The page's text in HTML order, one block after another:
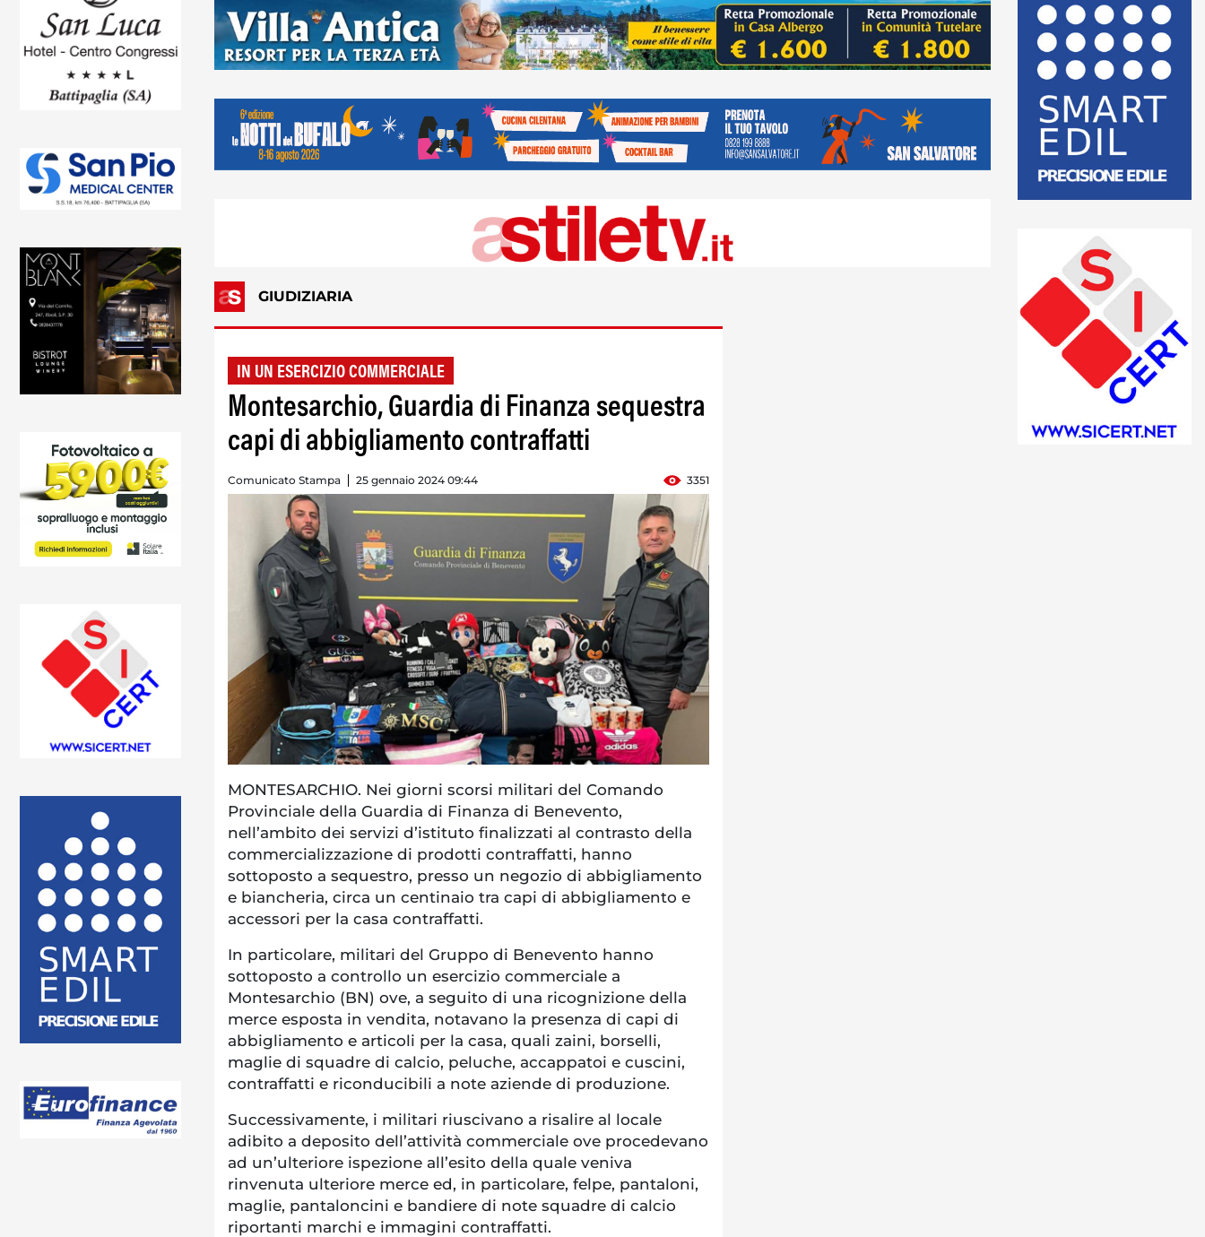
GIUDIZIARIA
IN UN ESERCIZIO COMMERCIALE
Montesarchio, Guardia di Finanza sequestra
capi di abbigliamento contraffatti
Comunicato Stampa 25 gennaio 2024 09:44 3351
MONTESARCHIO. Nei giorni scorsi militari del Comando
Provinciale della Guardia di Finanza di Benevento,
nell’ambito dei servizi d’istituto finalizzati al contrasto della
commercializzazione di prodotti contraffatti, hanno
sottoposto a sequestro, presso un negozio di abbigliamento
e biancheria, circa un centinaio tra capi di abbigliamento e
accessori per la casa contraffatti.
In particolare, militari del Gruppo di Benevento hanno
sottoposto a controllo un esercizio commerciale a
Montesarchio (BN) ove, a seguito di una ricognizione della
merce esposta in vendita, notavano la presenza di capi di
abbigliamento e articoli per la casa, quali zaini, borselli,
maglie di squadre di calcio, peluche, accappatoi e cuscini,
contraffatti e riconducibili a note aziende di produzione.
Successivamente, i militari riuscivano a risalire al locale
adibito a deposito dell’attività commerciale ove procedevano
ad un’ulteriore ispezione all’esito della quale veniva
rinvenuta ulteriore merce ed, in particolare, felpe, pantaloni,
maglie, pantaloncini e bandiere di note squadre di calcio
riportanti marchi e immagini contraffatti.